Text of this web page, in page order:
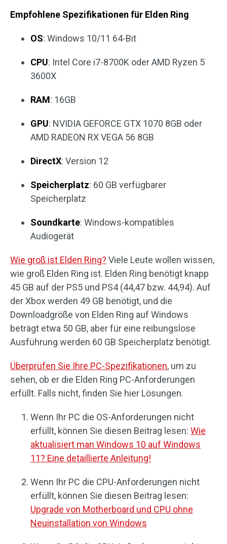
Empfohlene Spezifikationen für Elden Ring
OS: Windows 10/11 64-Bit
CPU: Intel Core i7-8700K oder AMD Ryzen 5
3600X
RAM: 16GB
GPU: NVIDIA GEFORCE GTX 1070 8GB oder
AMD RADEON RX VEGA 56 8GB
DirectX: Version 12
Speicherplatz: 60 GB verfügbarer
Speicherplatz
Soundkarte: Windows-kompatibles
Audiogerät
Wie groß ist Elden Ring? Viele Leute wollen wissen,
wie groß Elden Ring ist. Elden Ring benötigt knapp
45 GB auf der PS5 und PS4 (44,47 bzw. 44,94). Auf
der Xbox werden 49 GB benötigt, und die
Downloadgröße von Elden Ring auf Windows
beträgt etwa 50 GB, aber für eine reibungslose
Ausführung werden 60 GB Speicherplatz benötigt.
Überprüfen Sie Ihre PC-Spezifikationen, um zu
sehen, ob er die Elden Ring PC-Anforderungen
erfüllt. Falls nicht, finden Sie hier Lösungen.
Wenn Ihr PC die OS-Anforderungen nicht
erfüllt, können Sie diesen Beitrag lesen: Wie
aktualisiert man Windows 10 auf Windows
11? Eine detaillierte Anleitung!
Wenn Ihr PC die CPU-Anforderungen nicht
erfüllt, können Sie diesen Beitrag lesen:
Upgrade von Motherboard und CPU ohne
Neuinstallation von Windows